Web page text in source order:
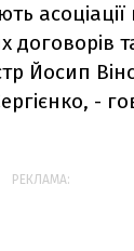
договорів
Йосип
-
РЕКЛАМА: